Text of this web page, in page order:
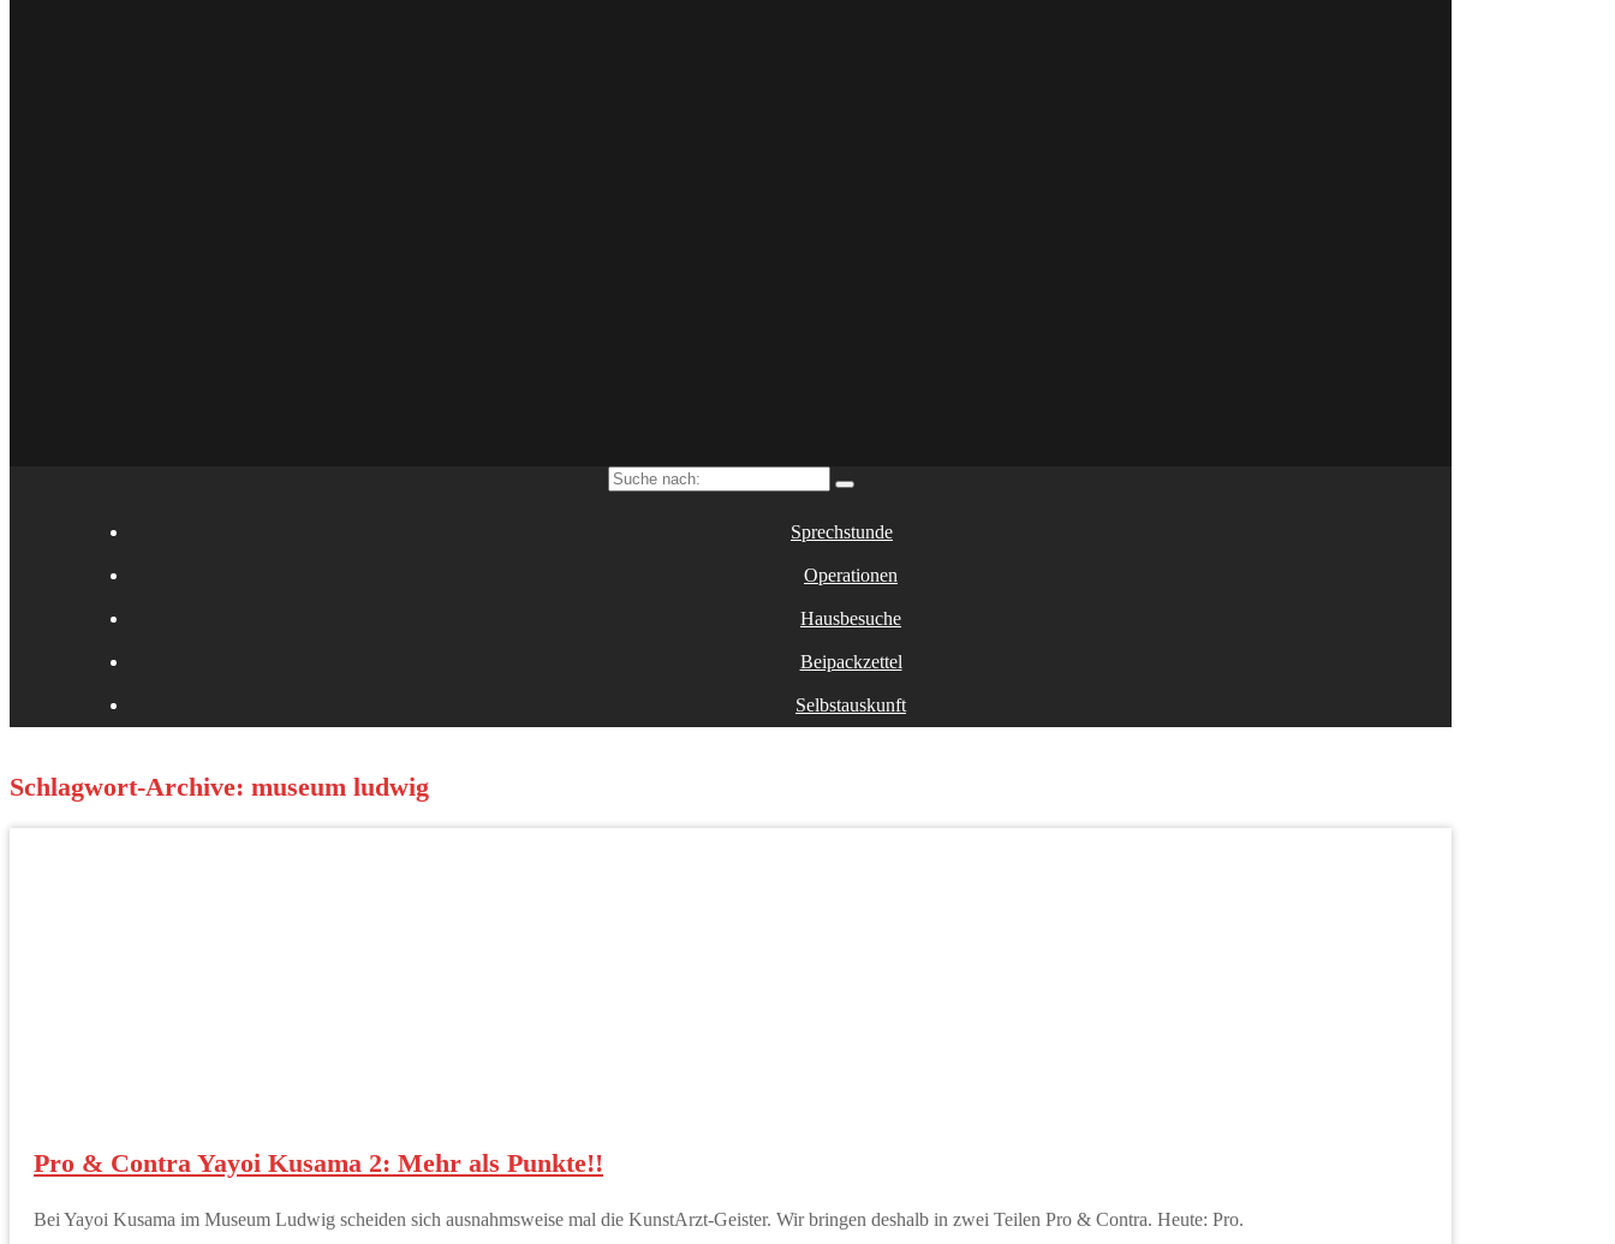
Suche nach:
Sprechstunde
Operationen
Hausbesuche
Beipackzettel
Selbstauskunft
Schlagwort-Archive: museum ludwig
Pro & Contra Yayoi Kusama 2: Mehr als Punkte!!
Bei Yayoi Kusama im Museum Ludwig scheiden sich ausnahmsweise mal die KunstArzt-Geister. Wir bringen deshalb in zwei Teilen Pro & Contra. Heute: Pro.